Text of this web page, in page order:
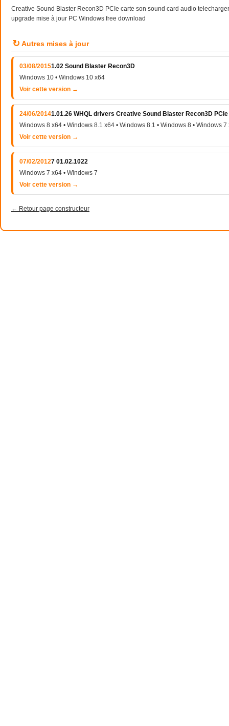
Creative Sound Blaster Recon3D PCIe carte son sound card audio
upgrade mise à jour PC Windows free download
↻ Autres mises à jour
03/08/20151.02 Sound Blaster Recon3D
Windows 10 • Windows 10 x64
Voir cette version →
24/06/20141.01.26 WHQL drivers Creative Sound Blaster Recon3D PCIe
Windows 8 x64 • Windows 8.1 x64 • Windows 8.1 • Windows 8 • Windows 7
Voir cette version →
07/02/20127 01.02.1022
Windows 7 x64 • Windows 7
Voir cette version →
← Retour page constructeur